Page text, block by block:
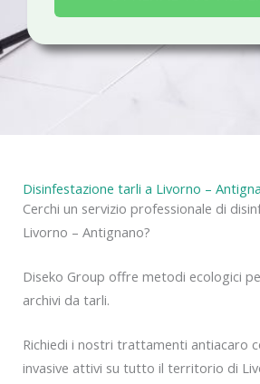
a
c
Disinfestazione tarli a Livorno –
Cerchi un servizio professionale di
Livorno – Antignano?
Diseko Group offre metodi ecologici
archivi da tarli.
Richiedi i nostri trattamenti antiacaro
invasive attivi su tutto il territorio di